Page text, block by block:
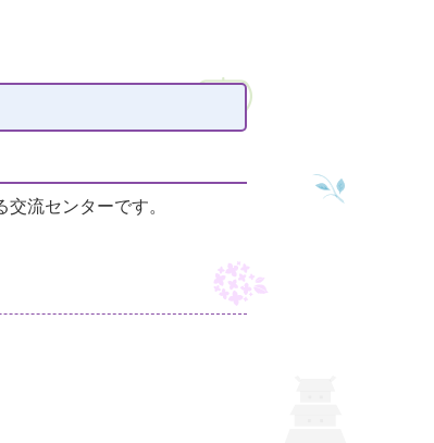
流センターです。